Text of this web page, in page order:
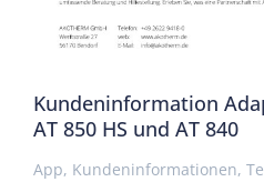
Kundeninformation
AT 850 HS und AT 840
App, Kundeninformationen,